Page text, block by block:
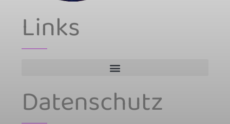
Links
Datenschutz